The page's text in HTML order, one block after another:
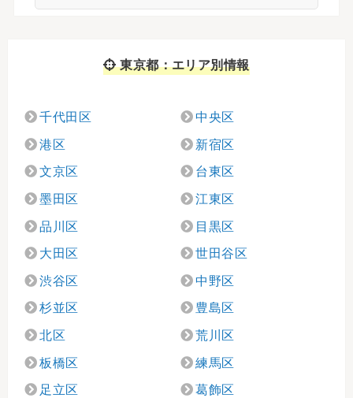
東京都：エリア別情報
千代田区 中央区
港区 新宿区
文京区 台東区
墨田区 江東区
品川区 目黒区
大田区 世田谷区
渋谷区 中野区
杉並区 豊島区
北区 荒川区
板橋区 練馬区
足立区 葛飾区